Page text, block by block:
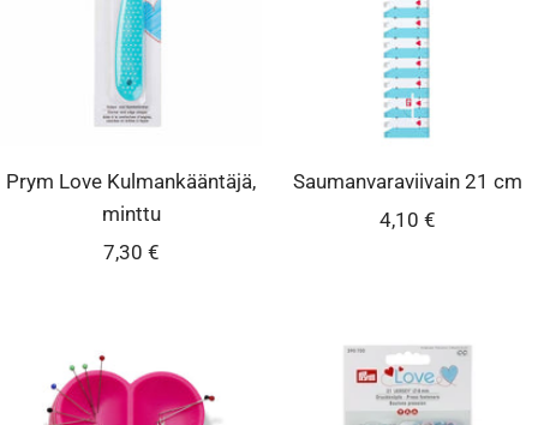
Prym Love Kulmankääntäjä,
minttu
Alennushinta
7,30 €
Saumanvaraviivain 21 cm
Alennushinta
4,10 €